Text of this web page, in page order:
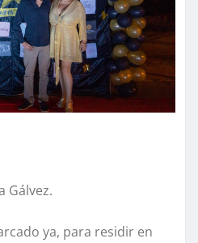
Gálvez.
ya, para residir en